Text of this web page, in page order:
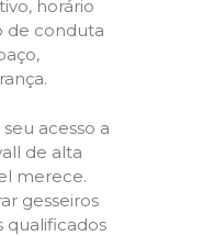
horário
de conduta
acesso a
de alta
merece.
gesseiros
qualificados